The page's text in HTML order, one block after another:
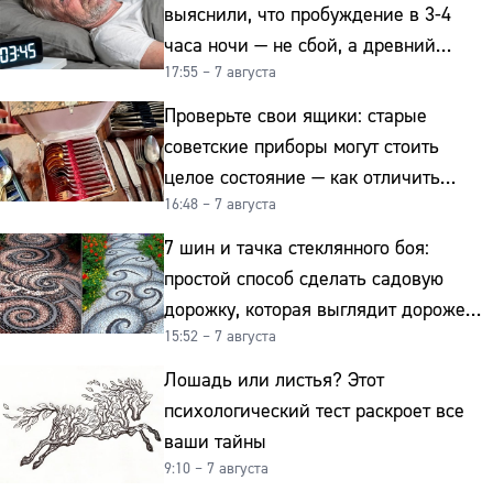
выяснили, что пробуждение в 3-4
часа ночи — не сбой, а древний
биологический ритм
17:55 – 7 августа
Проверьте свои ящики: старые
советские приборы могут стоить
целое состояние — как отличить
подделку от мельхиора
16:48 – 7 августа
7 шин и тачка стеклянного боя:
простой способ сделать садовую
дорожку, которая выглядит дороже
гранита
15:52 – 7 августа
Лошадь или листья? Этот
психологический тест раскроет все
ваши тайны
9:10 – 7 августа